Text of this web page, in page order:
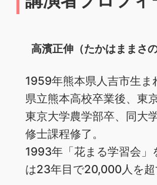
高濱正伸（たかはままさの
1959年熊本県人吉市生ま
県立熊本高校卒業後、東
東京大学農学部卒、同大
修士課程修了。
1993年「花まる学習会」
は23年目で20,000人を超